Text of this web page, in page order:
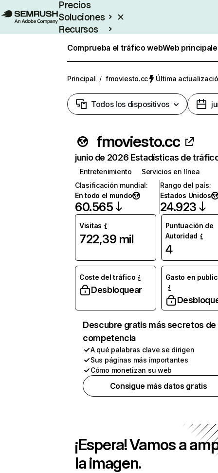
Precios
Soluciones
Recursos
Comprueba el tráfico webWeb
Principal / fmoviesto.cc Última
Todos los dispositivos
fmoviesto.cc
junio de 2026 Estadísticas de
Entretenimiento
Servicios en línea
Clasificación mundial:
En todo el mundo
60.565
Rango del país:
Estados Unidos
24.923
Visitas
722,39 mil
Puntuación de
Autoridad
4
Coste del tráfico
Desbloquear
Gasto en
Descubre gratis más secretos de
competencia
A qué palabras clave se dirigen
Sus páginas más importantes
Cómo monetizan su web
Consigue más datos gratis
¡Espera! Vamos a
la imagen.